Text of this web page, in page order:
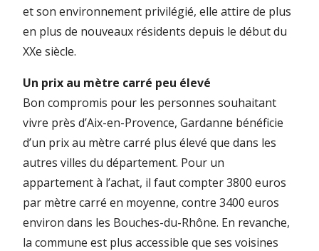
et son environnement privilégié, elle attire de plus
en plus de nouveaux résidents depuis le début du
XXe siècle.
Un prix au mètre carré peu élevé
Bon compromis pour les personnes souhaitant
vivre près d’Aix-en-Provence, Gardanne bénéficie
d’un prix au mètre carré plus élevé que dans les
autres villes du département. Pour un
appartement à l’achat, il faut compter 3800 euros
par mètre carré en moyenne, contre 3400 euros
environ dans les Bouches-du-Rhône. En revanche,
la commune est plus accessible que ses voisines